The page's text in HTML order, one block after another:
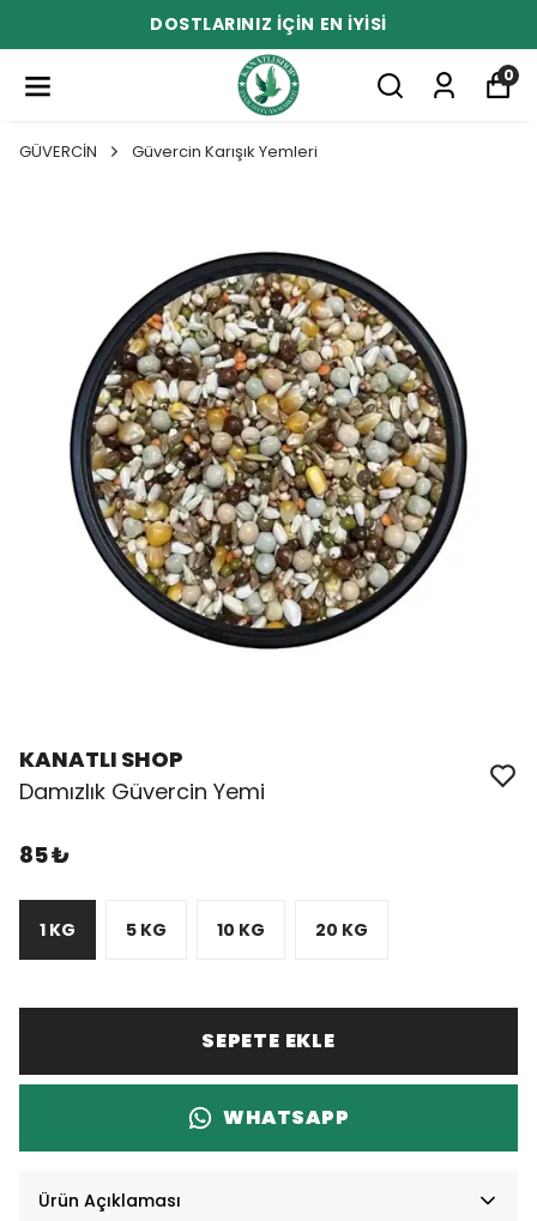
DOSTLARINIZ İÇİN EN İYİSİ
0
GÜVERCİN Güvercin Karışık Yemleri
KANATLI SHOP
Damızlık Güvercin Yemi
85 ₺
1 KG 5 KG 10 KG 20 KG
SEPETE EKLE
WHATSAPP
Ürün Açıklaması